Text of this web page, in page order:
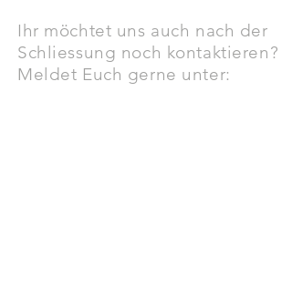
Ihr möchtet uns auch nach der
Schliessung noch kontaktieren?
Meldet Euch gerne unter: